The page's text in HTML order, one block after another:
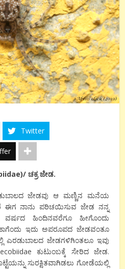
Twitter
ಚಕ್ರ ಜೇಡ.
ಜೇಡವು ಆ ಮಣ್ಣಿನ ಮನೆಯ
ನಾನು ಪರಿಚಯಿಸುವ ಜೇಡ ನನ್ನ
ವರ್ಷದ ಹಿಂದಿನವರೆಗೂ ಹೀಗೊಂದು
ಇದು ಅಪರೂಪದ ಜೇಡವಂತೂ
ಜೇಡಗಳಿಗಿಂತಲೂ ಇವು
ಕುಟುಂಬಕ್ಕೆ ಸೇರಿದ ಜೇಡ.
ಸುರಕ್ಷಿತವಾಗಿಡಲು ಗೋಡೆಯಲ್ಲಿ